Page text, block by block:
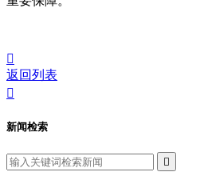

返回列表

新闻检索
